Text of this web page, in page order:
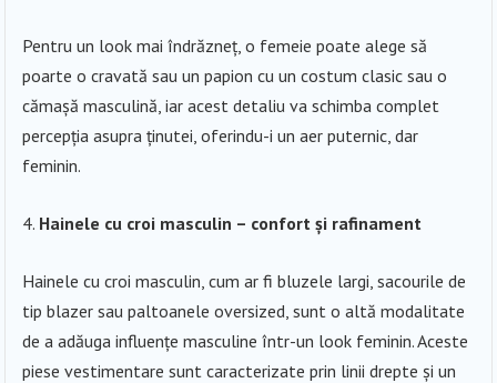
Pentru un look mai îndrăzneț, o femeie poate alege să
poarte o cravată sau un papion cu un costum clasic sau o
cămașă masculină, iar acest detaliu va schimba complet
percepția asupra ținutei, oferindu-i un aer puternic, dar
feminin.
Hainele cu croi masculin – confort și rafinament
Hainele cu croi masculin, cum ar fi bluzele largi, sacourile de
tip blazer sau paltoanele oversized, sunt o altă modalitate
de a adăuga influențe masculine într-un look feminin. Aceste
piese vestimentare sunt caracterizate prin linii drepte și un